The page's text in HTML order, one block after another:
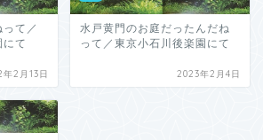
て／
て
2月13日
水戸黄門のお庭だったんだね
って／東京小石川後楽園にて
2023年2月4日